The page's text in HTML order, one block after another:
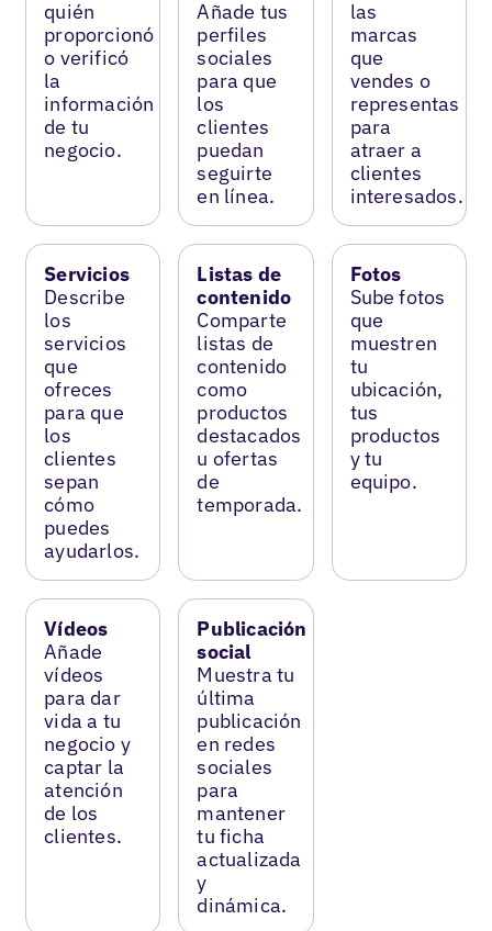
quién
proporcionó
o verificó
la
información
de tu
negocio.
Añade tus
perfiles
sociales
para que
los
clientes
puedan
seguirte
en línea.
las
marcas
que
vendes o
representas
para
atraer a
clientes
interesados.
Servicios
Describe
los
servicios
que
ofreces
para que
los
clientes
sepan
cómo
puedes
ayudarlos.
Listas de
contenido
Comparte
listas de
contenido
como
productos
destacados
u ofertas
de
temporada.
Fotos
Sube fotos
que
muestren
tu
ubicación,
tus
productos
y tu
equipo.
Vídeos
Añade
vídeos
para dar
vida a tu
negocio y
captar la
atención
de los
clientes.
Publicación
social
Muestra tu
última
publicación
en redes
sociales
para
mantener
tu ficha
actualizada
y
dinámica.